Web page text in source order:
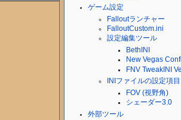
ゲーム設定
Falloutランチャー
FalloutCustom.ini
設定編集ツール
BethINI
New Vegas
FNV TweakINI
INIファイルの設定項目
FOV (視野角)
シェーダー3.0
外部ツール